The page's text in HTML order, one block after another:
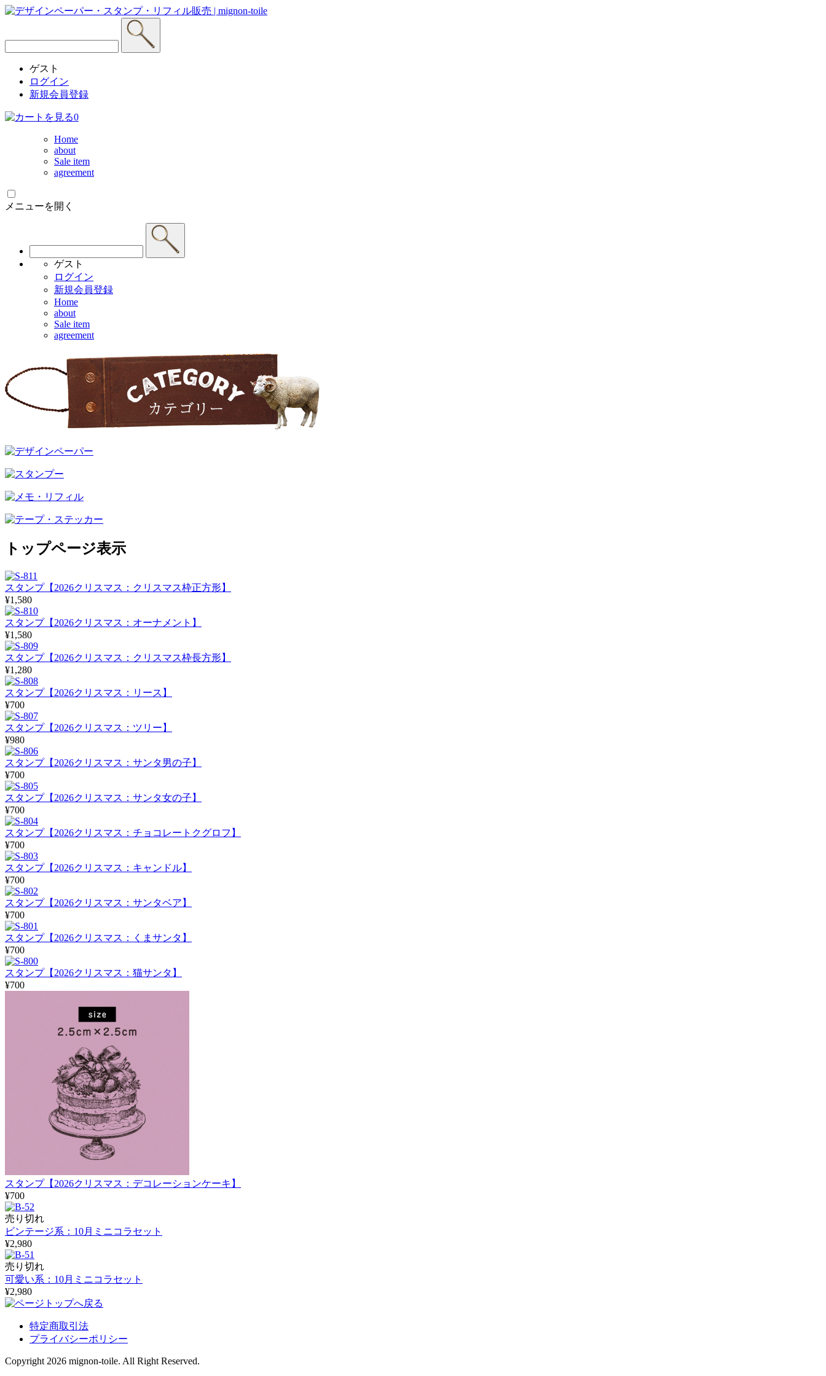
ゲスト
ログイン
新規会員登録
0
Home
about
Sale item
agreement
メニューを開く
ゲスト
ログイン
新規会員登録
Home
about
Sale item
agreement
トップページ表示
スタンプ【2026クリスマス：クリスマス枠正方形】
¥1,580
スタンプ【2026クリスマス：オーナメント】
¥1,580
スタンプ【2026クリスマス：クリスマス枠長方形】
¥1,280
スタンプ【2026クリスマス：リース】
¥700
スタンプ【2026クリスマス：ツリー】
¥980
スタンプ【2026クリスマス：サンタ男の子】
¥700
スタンプ【2026クリスマス：サンタ女の子】
¥700
スタンプ【2026クリスマス：チョコレートクグロフ】
¥700
スタンプ【2026クリスマス：キャンドル】
¥700
スタンプ【2026クリスマス：サンタベア】
¥700
スタンプ【2026クリスマス：くまサンタ】
¥700
スタンプ【2026クリスマス：猫サンタ】
¥700
スタンプ【2026クリスマス：デコレーションケーキ】
¥700
売り切れ
ビンテージ系：10月ミニコラセット
¥2,980
売り切れ
可愛い系：10月ミニコラセット
¥2,980
特定商取引法
プライバシーポリシー
Copyright 2026 mignon-toile. All Right Reserved.